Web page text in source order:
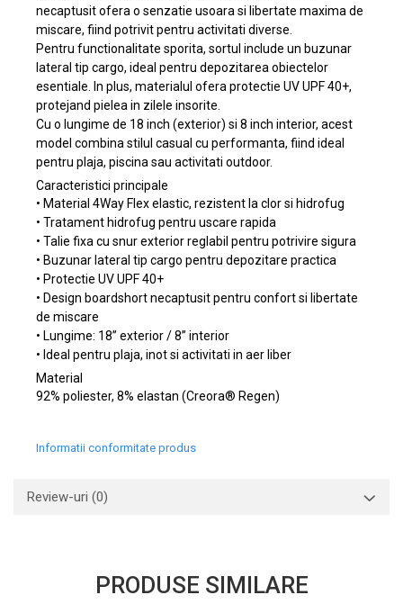
necaptusit ofera o senzatie usoara si libertate maxima de
miscare, fiind potrivit pentru activitati diverse.
Pentru functionalitate sporita, sortul include un buzunar
lateral tip cargo, ideal pentru depozitarea obiectelor
esentiale. In plus, materialul ofera protectie UV UPF 40+,
protejand pielea in zilele insorite.
Cu o lungime de 18 inch (exterior) si 8 inch interior, acest
model combina stilul casual cu performanta, fiind ideal
pentru plaja, piscina sau activitati outdoor.
Caracteristici principale
• Material 4Way Flex elastic, rezistent la clor si hidrofug
• Tratament hidrofug pentru uscare rapida
• Talie fixa cu snur exterior reglabil pentru potrivire sigura
• Buzunar lateral tip cargo pentru depozitare practica
• Protectie UV UPF 40+
• Design boardshort necaptusit pentru confort si libertate
de miscare
• Lungime: 18” exterior / 8” interior
• Ideal pentru plaja, inot si activitati in aer liber
Material
92% poliester, 8% elastan (Creora® Regen)
Informatii conformitate produs
Review-uri (0)
PRODUSE SIMILARE